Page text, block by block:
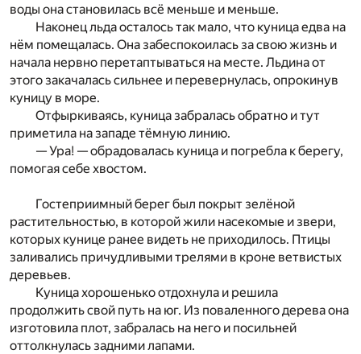
воды она становилась всё меньше и меньше.
Наконец льда осталось так мало, что куница едва на
нём помещалась. Она забеспокоилась за свою жизнь и
начала нервно перетаптываться на месте. Льдина от
этого закачалась сильнее и перевернулась, опрокинув
куницу в море.
Отфыркиваясь, куница забралась обратно и тут
приметила на западе тёмную линию.
— Ура! — обрадовалась куница и погребла к берегу,
помогая себе хвостом.
Гостеприимный берег был покрыт зелёной
растительностью, в которой жили насекомые и звери,
которых кунице ранее видеть не приходилось. Птицы
заливались причудливыми трелями в кроне ветвистых
деревьев.
Куница хорошенько отдохнула и решила
продолжить свой путь на юг. Из поваленного дерева она
изготовила плот, забралась на него и посильней
оттолкнулась задними лапами.